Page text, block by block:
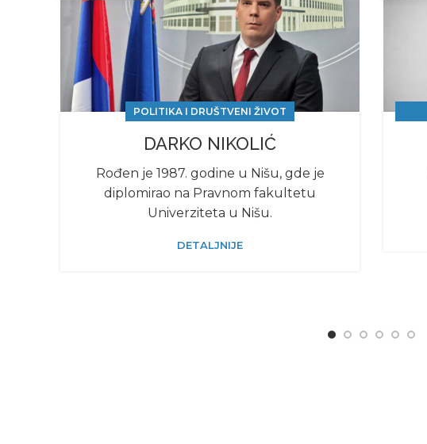
POLITIKA I DRUŠTVENI ŽIVOT
DARKO NIKOLIĆ
Rođеn jе 1987. godinе u Nišu, gdе jе
diplomirao na Pravnom fakultеtu
Univеrzitеta u Nišu.
DETALJNIJE